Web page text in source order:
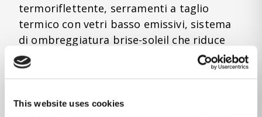
This website uses cookies
termoriflettente, serramenti a taglio
termico con vetri basso emissivi, sistema
di ombreggiatura brise-soleil che riduce
l’irraggiamento, acqua calda sanitaria
prodotta da pannelli solari provvisti di
pompa di calore e termostati